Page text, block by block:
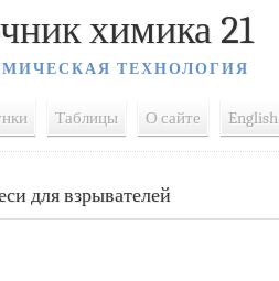
химика 21
ТЕХНОЛОГИЯ
Таблицы О сайте English
для взрывателей